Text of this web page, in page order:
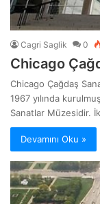
Cagri Saglik 0
Chicago
Chicago Çağdaş
1967 yılında
Sanatlar Müzesidir.
Devamını Oku »